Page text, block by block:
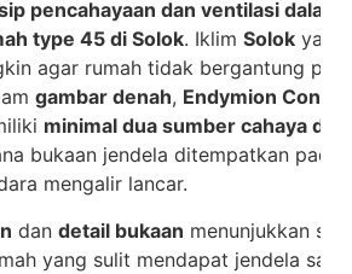
pencahayaan dan ventilasi dalam
type 45 di Solok. Iklim Solok yang
agar rumah tidak bergantung
gambar denah, Endymion
minimal dua sumber cahaya
bukaan jendela ditempatkan
mengalir lancar.
dan detail bukaan menunjukkan
yang sulit mendapat jendela